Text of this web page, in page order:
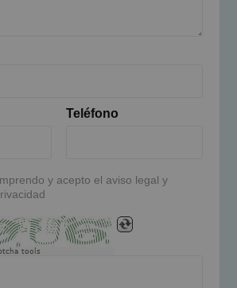
Teléfono
y acepto el aviso legal y
tools